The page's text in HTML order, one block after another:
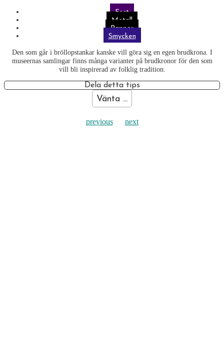
Fest
Metall
Papper
Smycken
Den som går i bröllopstankar kanske vill göra sig en egen brudkrona. I
museernas samlingar finns många varianter på brudkronor för den som
vill bli inspirerad av folklig tradition.
Dela detta tips
Vänta ...
previous next